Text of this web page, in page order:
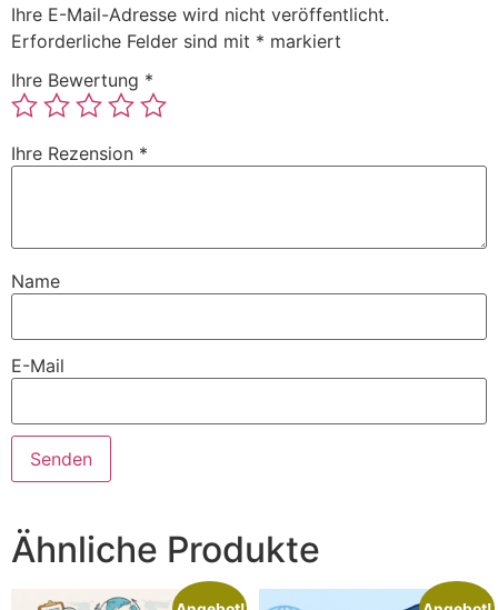
Ihre E-Mail-Adresse wird nicht veröffentlicht.
Erforderliche Felder sind mit * markiert
Ihre Bewertung *
Ihre Rezension *
Name
E-Mail
Ähnliche Produkte